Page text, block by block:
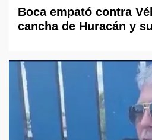
Boca empató contra
cancha de Huracán y